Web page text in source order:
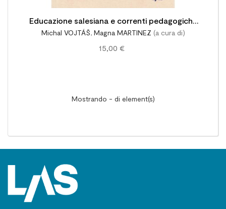
Educazione salesiana e correnti pedagogiche
del terzo millennio
Michal VOJTÁŠ, Magna MARTINEZ (a cura di)
15,00 €
Mostrando - di element(s)